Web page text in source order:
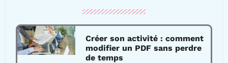
Créer son activité : comment
modifier un PDF sans perdre
de temps